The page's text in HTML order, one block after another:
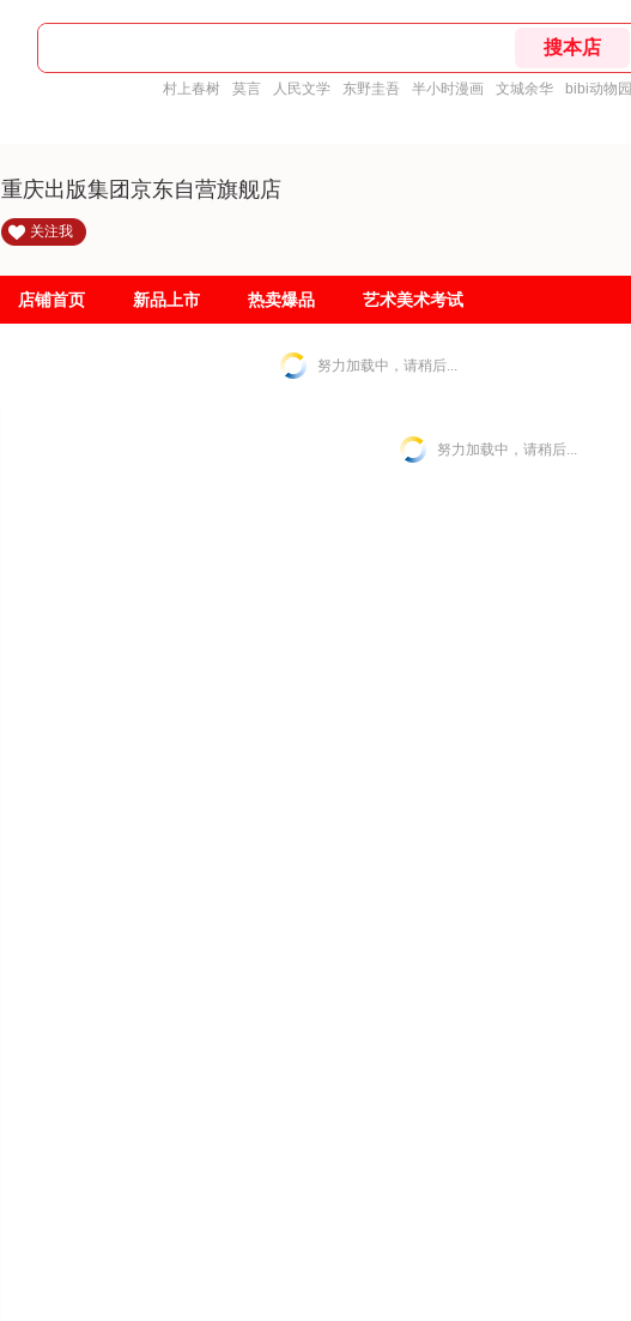
村上春树 莫言 人民文学 东野圭吾 半小时漫画 文城余华 bibi动物园
重庆出版集团京东自营旗舰店
关注我
店铺首页 新品上市 热卖爆品 艺术美术考试
努力加载中，请稍后...
努力加载中，请稍后...